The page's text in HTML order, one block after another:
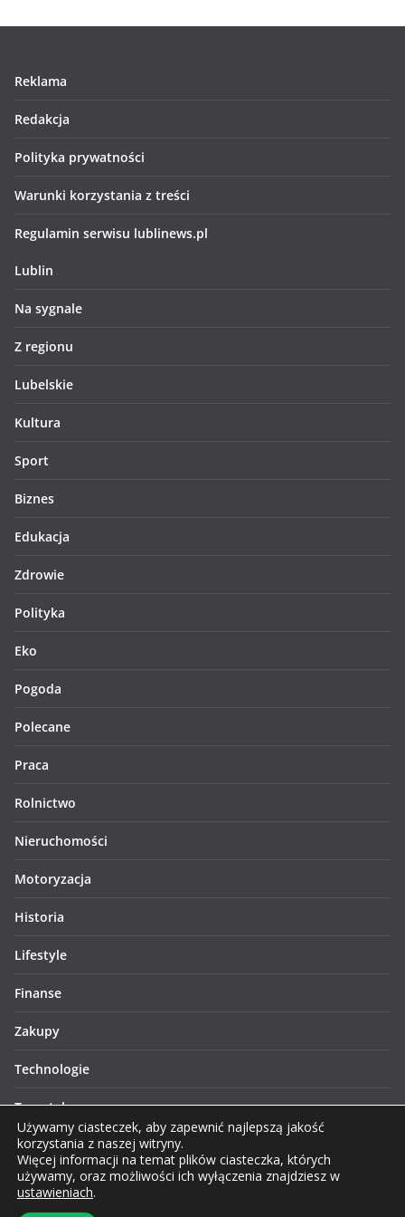
Reklama
Redakcja
Polityka prywatności
Warunki korzystania z treści
Regulamin serwisu lublinews.pl
Lublin
Na sygnale
Z regionu
Lubelskie
Kultura
Sport
Biznes
Edukacja
Zdrowie
Polityka
Eko
Pogoda
Polecane
Praca
Rolnictwo
Nieruchomości
Motoryzacja
Historia
Lifestyle
Finanse
Zakupy
Technologie
Turystyka
Używamy ciasteczek, aby zapewnić najlepszą jakość
korzystania z naszej witryny.
Więcej informacji na temat plików ciasteczka, których
używamy, oraz możliwości ich wyłączenia znajdziesz w
ustawieniach.